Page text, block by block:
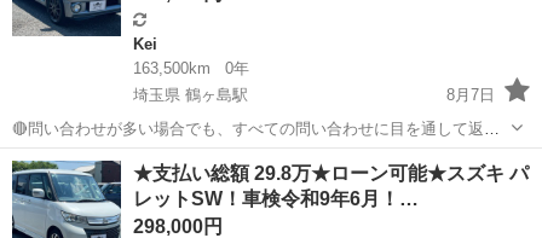
Kei
163,500km
0年
埼玉県 鶴ヶ島駅
8月7日
🔴問い合わせが多い場合でも、すべての問い合わせに目を通して返信
しておりますので、気にせずお気軽にお問い合わせください😊 ◆出品
番号◆ M6G0118 ◆支払い総額◆ 34.8万円 ローン可能！ 提携ローン会
社による審査...
埼玉 川越市 鶴ヶ島駅 車両
★支払い総額 29.8万★ローン可能★スズキ パ
レットSW！車検令和9年6月！…
298,000円